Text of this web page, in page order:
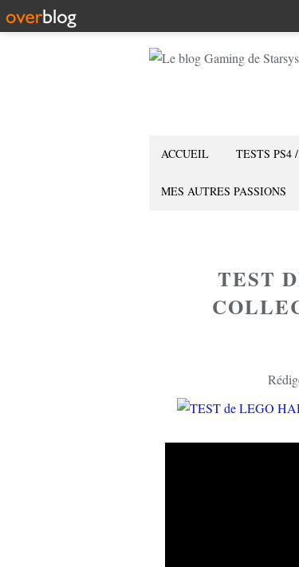
ACCUEIL TESTS PS4
MES AUTRES PASSIONS
TEST